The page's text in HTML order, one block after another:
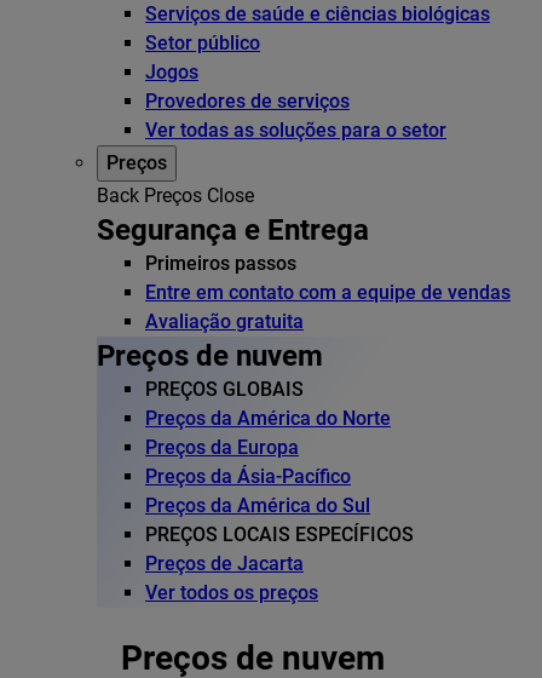
Serviços de saúde e ciências biológicas
Setor público
Jogos
Provedores de serviços
Ver todas as soluções para o setor
Preços
Back Preços Close
Segurança e Entrega
Primeiros passos
Entre em contato com a equipe de vendas
Avaliação gratuita
Preços de nuvem
PREÇOS GLOBAIS
Preços da América do Norte
Preços da Europa
Preços da Ásia-Pacífico
Preços da América do Sul
PREÇOS LOCAIS ESPECÍFICOS
Preços de Jacarta
Ver todos os preços
Preços de nuvem